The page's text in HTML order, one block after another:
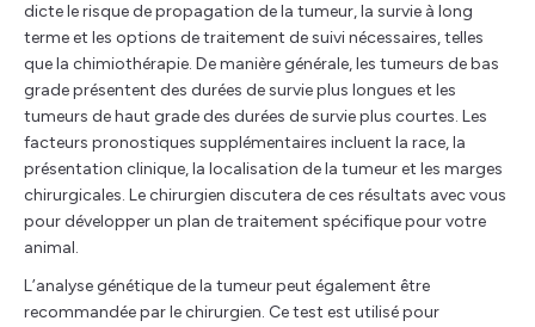
dicte le risque de propagation de la tumeur, la survie à long
terme et les options de traitement de suivi nécessaires, telles
que la chimiothérapie. De manière générale, les tumeurs de bas
grade présentent des durées de survie plus longues et les
tumeurs de haut grade des durées de survie plus courtes. Les
facteurs pronostiques supplémentaires incluent la race, la
présentation clinique, la localisation de la tumeur et les marges
chirurgicales. Le chirurgien discutera de ces résultats avec vous
pour développer un plan de traitement spécifique pour votre
animal.
L’analyse génétique de la tumeur peut également être
recommandée par le chirurgien. Ce test est utilisé pour